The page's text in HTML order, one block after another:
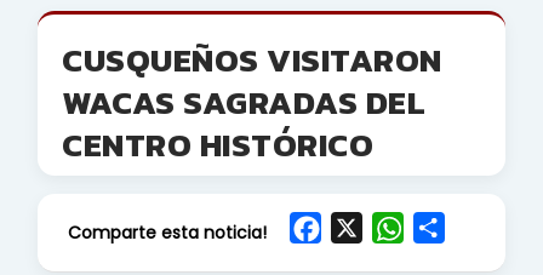
CUSQUEÑOS VISITARON
WACAS SAGRADAS DEL
CENTRO HISTÓRICO
Comparte esta noticia!
W